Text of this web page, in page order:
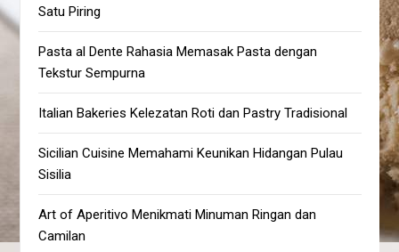
Satu Piring
Pasta al Dente Rahasia Memasak Pasta dengan
Tekstur Sempurna
Italian Bakeries Kelezatan Roti dan Pastry Tradisional
Sicilian Cuisine Memahami Keunikan Hidangan Pulau
Sisilia
Art of Aperitivo Menikmati Minuman Ringan dan
Camilan